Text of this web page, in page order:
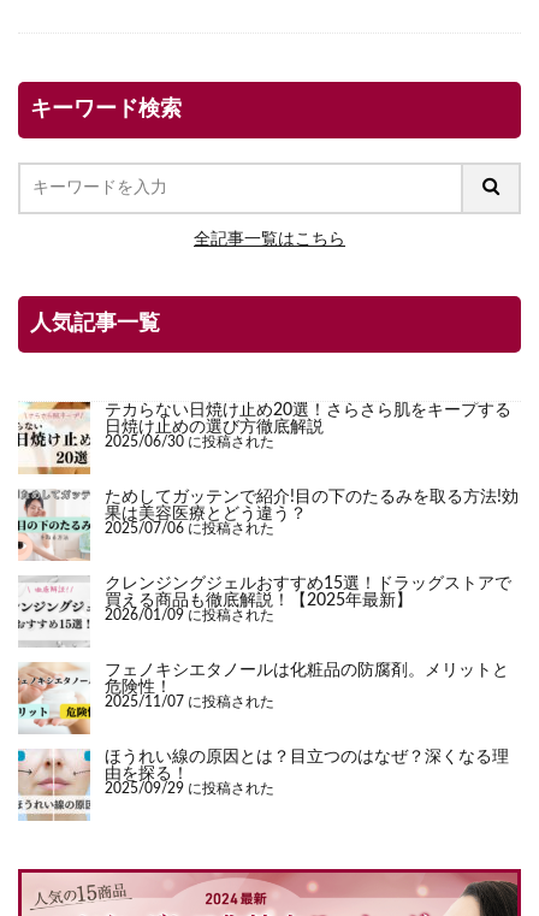
キーワード検索
全記事一覧はこちら
人気記事一覧
テカらない日焼け止め20選！さらさら肌をキープする
日焼け止めの選び方徹底解説
2025/06/30 に投稿された
ためしてガッテンで紹介!目の下のたるみを取る方法!効
果は美容医療とどう違う？
2025/07/06 に投稿された
クレンジングジェルおすすめ15選！ドラッグストアで
買える商品も徹底解説！【2025年最新】
2026/01/09 に投稿された
フェノキシエタノールは化粧品の防腐剤。メリットと
危険性！
2025/11/07 に投稿された
ほうれい線の原因とは？目立つのはなぜ？深くなる理
由を探る！
2025/09/29 に投稿された